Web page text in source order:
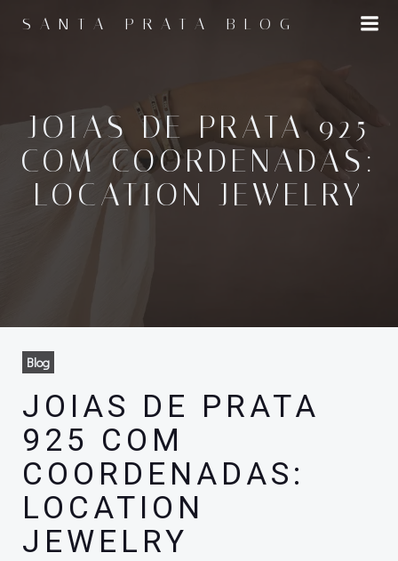
para
SANTA PRATA BLOG
JOIAS DE PRATA 925
COM COORDENADAS:
LOCATION JEWELRY
Blog
JOIAS DE PRATA
925 COM
COORDENADAS:
LOCATION
JEWELRY